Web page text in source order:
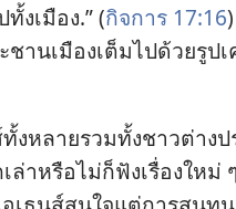
ง​เมือง.” (กิจการ 17:16
าน​เมือง​เต็ม​ไป​ด้วย​รูป​
ทั้ง​หลาย​รวม​ทั้ง​ชาว​ต่าง​
า​หรือ​ไม่​ก็​ฟัง​เรื่อง​ใหม่